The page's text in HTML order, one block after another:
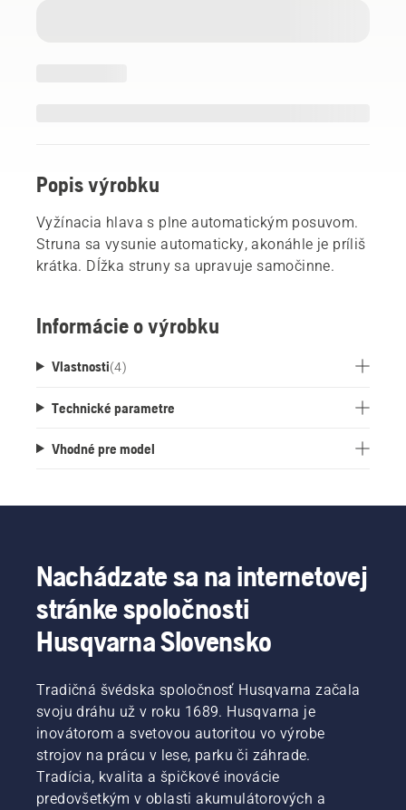
Popis výrobku
Vyžínacia hlava s plne automatickým posuvom.
Struna sa vysunie automaticky, akonáhle je príliš
krátka. Dĺžka struny sa upravuje samočinne.
Informácie o výrobku
Vlastnosti(4)
Technické parametre
Vhodné pre model
Nachádzate sa na internetovej
stránke spoločnosti
Husqvarna Slovensko
Tradičná švédska spoločnosť Husqvarna začala
svoju dráhu už v roku 1689. Husqvarna je
inovátorom a svetovou autoritou vo výrobe
strojov na prácu v lese, parku či záhrade.
Tradícia, kvalita a špičkové inovácie
predovšetkým v oblasti akumulátorových a